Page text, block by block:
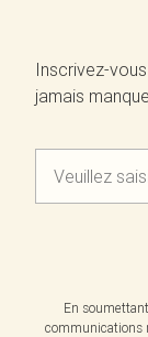
Inscrivez-
jamais
En
communications